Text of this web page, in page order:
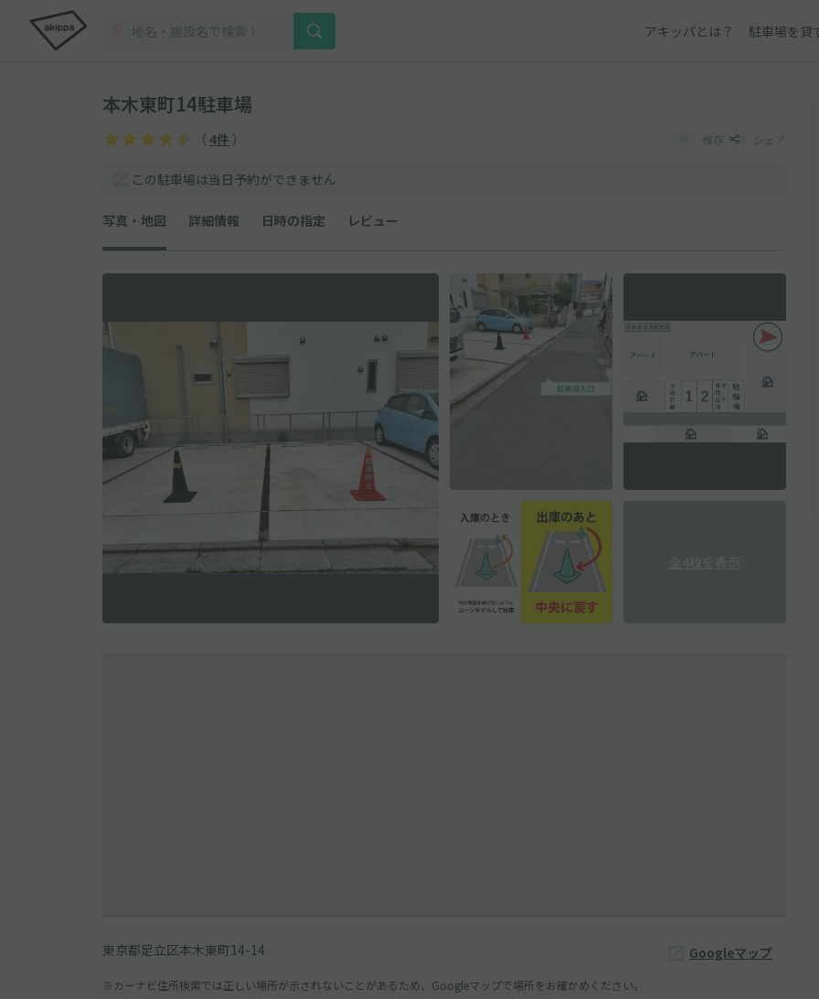
アキッパとは？ 駐車場を貸
本木東町14駐車場
（ 4件 ） 保存 シェア
この駐車場は当日予約ができません
写真・地図 詳細情報 日時の指定 レビュー
東京都足立区本木東町14-14 Googleマップ
※カーナビ住所検索では正しい場所が示されないことがあるため、Googleマップで場所をお確かめください。